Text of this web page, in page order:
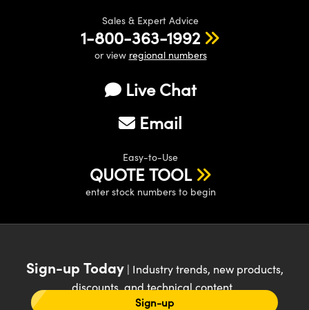
Sales & Expert Advice
1-800-363-1992
or view regional numbers
Live Chat
Email
Easy-to-Use
QUOTE TOOL
enter stock numbers to begin
Sign-up Today| Industry trends, new products,
discounts, and technical content
Sign-up